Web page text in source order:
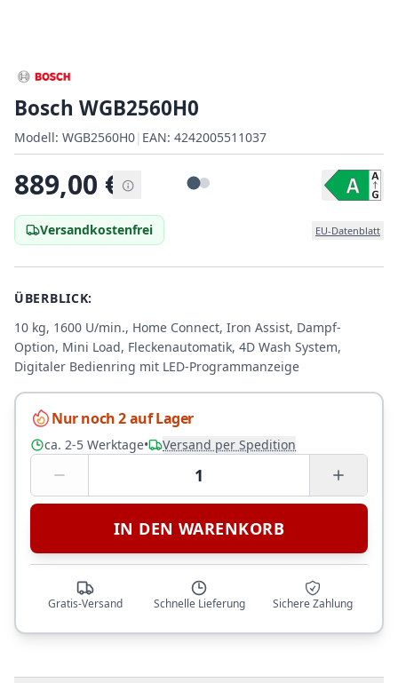
Bosch WGB2560H0
Modell:
Modell: WGB2560H0|
EAN:
EAN: 4242005511037
889,00 €
Versandkostenfrei EU-Datenblatt
ÜBERBLICK:
10 kg, 1600 U/min., Home Connect, Iron Assist, Dampf-
Option, Mini Load, Fleckenautomatik, 4D Wash System,
Digitaler Bedienring mit LED-Programmanzeige
Nur noch 2 auf Lager
ca. 2-5 Werktage• Versand per Spedition
1
IN DEN WARENKORB
Gratis-Versand Schnelle Lieferung Sichere Zahlung